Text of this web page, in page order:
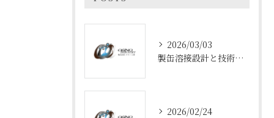
2026/03/03
製缶溶接設計と技術の最前線
2026/02/24